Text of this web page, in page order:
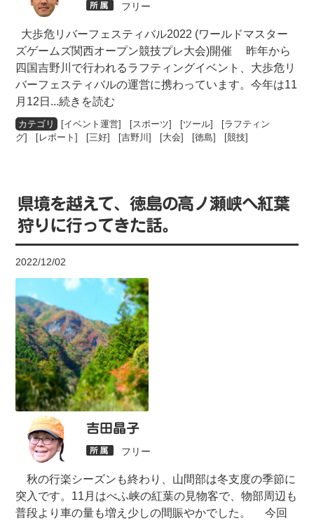
フリー
大歩危リバーフェスティバル2022 (ワールドマスター
ズゲームズ関西オープン競技プレ大会)開催 昨年から
四国吉野川で行われるラフティングイベント、大歩危リ
バーフェスティバルの運営に携わっています。今年は11
月12日 ...続きを読む
[イベント運営] [スポーツ] [ツール] [ラフティン
グ] [レポート] [三好] [吉野川] [大会] [徳島] [競技]
県境を越えて、徳島の高ノ瀬峡へ紅葉
狩りに行ってきた話。
2022/12/02
吉田晶子
フリー
秋の行楽シーズンも終わり、山間部は冬支度の季節に
突入です。11月はべふ峡の紅葉の見物客で、物部周辺も
普段より車の量も増え少しの間賑やかでした。 今回